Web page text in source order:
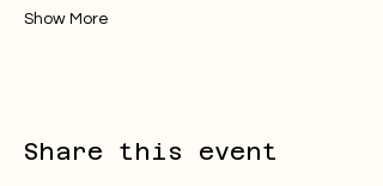
Show More
Share this event